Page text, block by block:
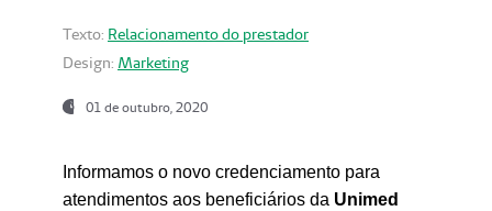
Texto: Relacionamento do prestador
Design: Marketing
01 de outubro, 2020
Informamos o novo credenciamento para
atendimentos aos beneficiários da Unimed